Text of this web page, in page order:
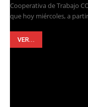
Cooperativa de Trabajo
que hoy miércoles, a
VER...